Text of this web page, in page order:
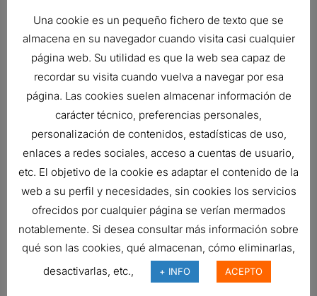
CUMMINS 187471A1
AIR FILTER,
PRIMARY
RADIALSEAL
CUMMINS 187471A1
AIR FILTER,
PRIMARY
RADIALSEAL
PRIMARY
Related products
Una cookie es un pequeño fichero de texto que se
almacena en su navegador cuando visita casi cualquier
página web. Su utilidad es que la web sea capaz de
recordar su visita cuando vuelva a navegar por esa
página. Las cookies suelen almacenar información de
carácter técnico, preferencias personales,
personalización de contenidos, estadísticas de uso,
enlaces a redes sociales, acceso a cuentas de usuario,
etc. El objetivo de la cookie es adaptar el contenido de la
web a su perfil y necesidades, sin cookies los servicios
ofrecidos por cualquier página se verían mermados
notablemente. Si desea consultar más información sobre
qué son las cookies, qué almacenan, cómo eliminarlas,
desactivarlas, etc.,
+ INFO ACEPTO